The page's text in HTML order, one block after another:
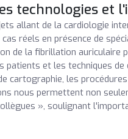
technologies et
allant de la cardiologie
réels en présence de
de la fibrillation auriculaire
et les techniques de
cartographie, les
nous permettent non
», soulignant